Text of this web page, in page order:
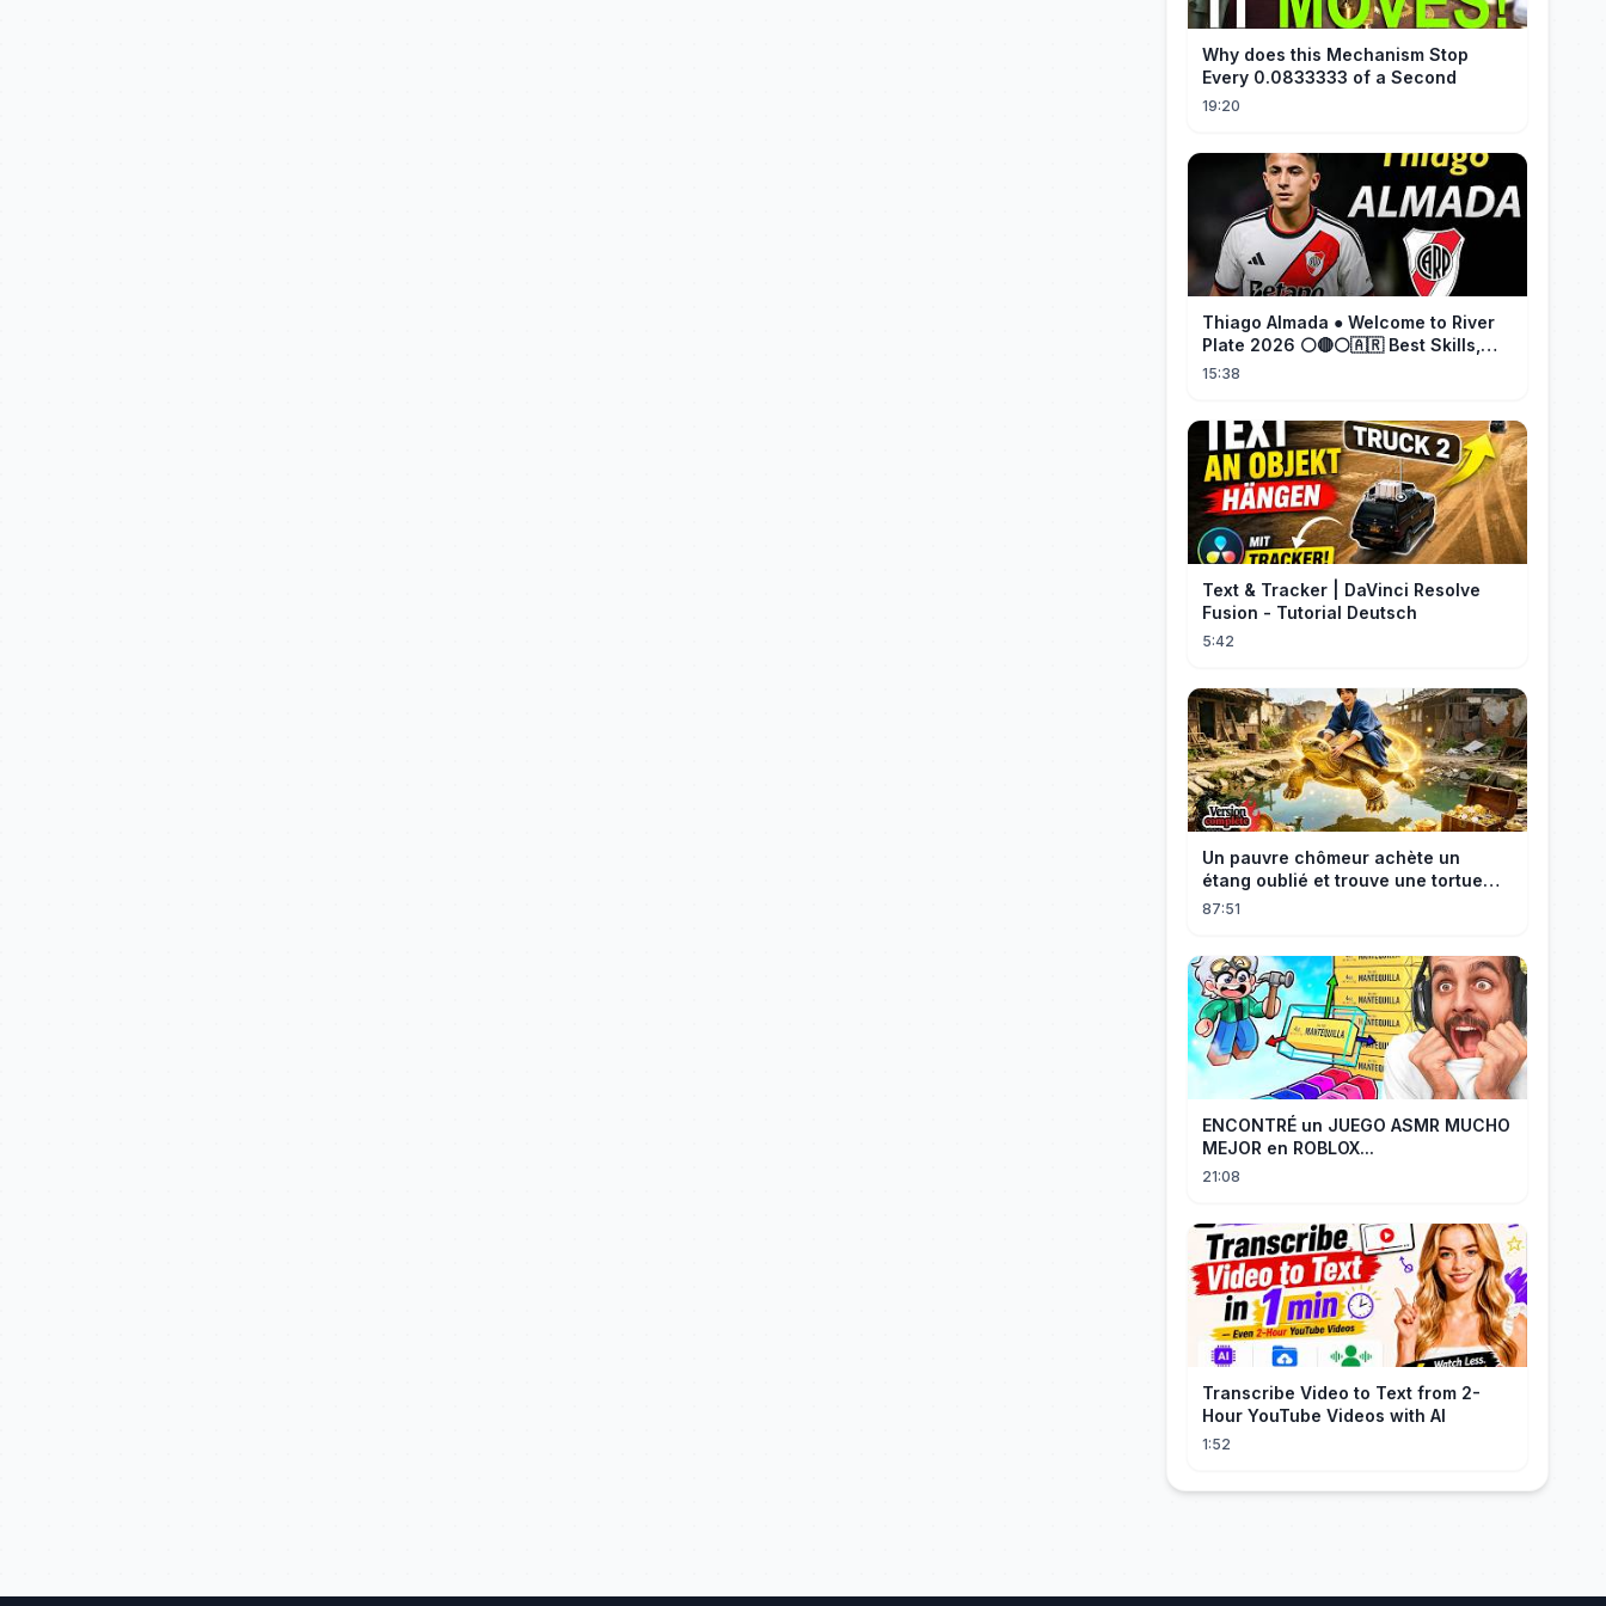
Why does this Mechanism Stop
Every 0.0833333 of a Second
19:20
Thiago Almada ● Welcome to River
Plate 2026 ⚪🔴⚪🇦🇷 Best Skills,
Goals & Passes
15:38
Text & Tracker | DaVinci Resolve
Fusion - Tutorial Deutsch
5:42
Un pauvre chômeur achète un
étang oublié et trouve une tortue
d’or à 180 000$ ! Sa vie bascule !
87:51
ENCONTRÉ un JUEGO ASMR MUCHO
MEJOR en ROBLOX...
21:08
Transcribe Video to Text from 2-
Hour YouTube Videos with AI
1:52